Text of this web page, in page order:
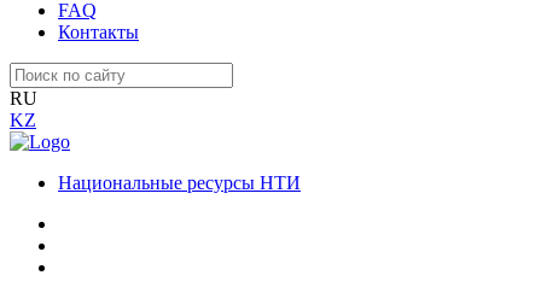
FAQ
Контакты
RU
KZ
Национальные ресурсы НТИ